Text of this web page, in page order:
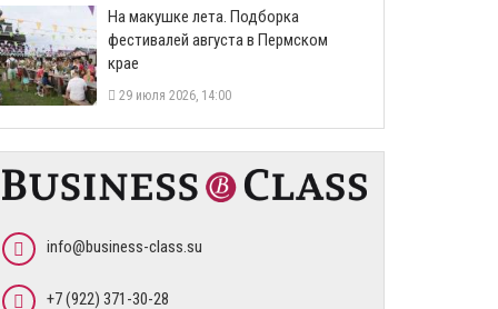
На макушке лета. Подборка
фестивалей августа в Пермском
крае
29 июля 2026, 14:00
info@business-class.su
+7 (922) 371-30-28